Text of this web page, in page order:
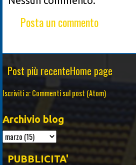
Posta un commento
Post più recenteHome page
Iscriviti a:Commenti sul post (Atom)
Archivio blog
PUBBLICITA'